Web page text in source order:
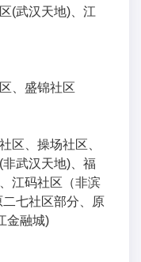
(武汉天地)、江
、盛锦社区
区、操场社区、
武汉天地)、福
江码社区（非滨
七社区部分、原
金融城)